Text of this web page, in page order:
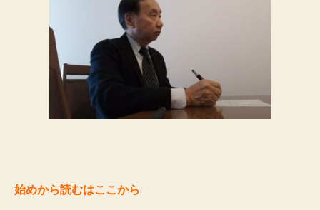
始めから読むはここから